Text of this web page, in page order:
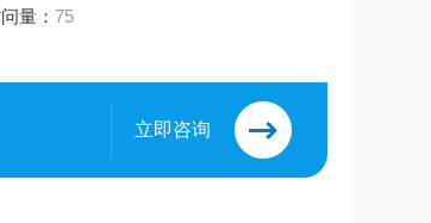
量： 75
立即咨询